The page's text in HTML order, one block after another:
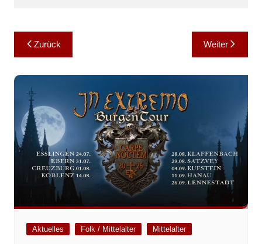
Beitragsnavigation
Zurück Weiter
Aktuelles Folk / Mittelalter Mittelalter